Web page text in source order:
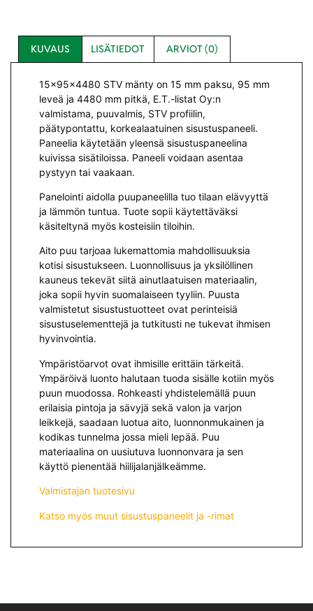
KUVAUS LISÄTIEDOT ARVIOT (0)
15x95x4480 STV mänty on 15 mm paksu, 95 mm
leveä ja 4480 mm pitkä, E.T.-listat Oy:n
valmistama, puuvalmis, STV profiilin,
päätypontattu, korkealaatuinen sisustuspaneeli.
Paneelia käytetään yleensä sisustuspaneelina
kuivissa sisätiloissa. Paneeli voidaan asentaa
pystyyn tai vaakaan.
Panelointi aidolla puupaneelilla tuo tilaan elävyyttä
ja lämmön tuntua. Tuote sopii käytettäväksi
käsiteltynä myös kosteisiin tiloihin.
Aito puu tarjoaa lukemattomia mahdollisuuksia
kotisi sisustukseen. Luonnollisuus ja yksilöllinen
kauneus tekevät siitä ainutlaatuisen materiaalin,
joka sopii hyvin suomalaiseen tyyliin. Puusta
valmistetut sisustustuotteet ovat perinteisiä
sisustuselementtejä ja tutkitusti ne tukevat ihmisen
hyvinvointia.
Ympäristöarvot ovat ihmisille erittäin tärkeitä.
Ympäröivä luonto halutaan tuoda sisälle kotiin myös
puun muodossa. Rohkeasti yhdistelemällä puun
erilaisia pintoja ja sävyjä sekä valon ja varjon
leikkejä, saadaan luotua aito, luonnonmukainen ja
kodikas tunnelma jossa mieli lepää. Puu
materiaalina on uusiutuva luonnonvara ja sen
käyttö pienentää hiilijalanjälkeämme.
Valmistajan tuotesivu
Katso myös muut sisustuspaneelit ja -rimat